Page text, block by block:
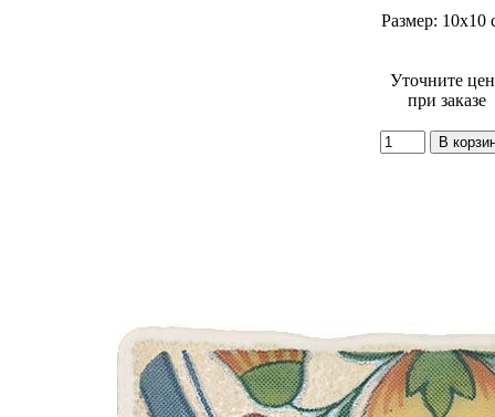
Размер: 10х10
Уточните
при заказе